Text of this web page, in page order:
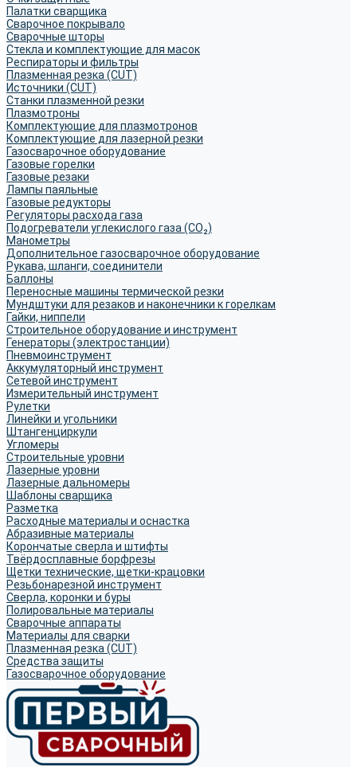
Палатки сварщика
Сварочное покрывало
Сварочные шторы
Стекла и комплектующие для масок
Респираторы и фильтры
Плазменная резка (CUT)
Источники (CUT)
Станки плазменной резки
Плазмотроны
Комплектующие для плазмотронов
Комплектующие для лазерной резки
Газосварочное оборудование
Газовые горелки
Газовые резаки
Лампы паяльные
Газовые редукторы
Регуляторы расхода газа
Подогреватели углекислого газа (CO₂)
Манометры
Дополнительное газосварочное оборудование
Рукава, шланги, соединители
Баллоны
Переносные машины термической резки
Мундштуки для резаков и наконечники к горелкам
Гайки, ниппели
Строительное оборудование и инструмент
Генераторы (электростанции)
Пневмоинструмент
Аккумуляторный инструмент
Сетевой инструмент
Измерительный инструмент
Рулетки
Линейки и угольники
Штангенциркули
Угломеры
Строительные уровни
Лазерные уровни
Лазерные дальномеры
Шаблоны сварщика
Разметка
Расходные материалы и оснастка
Абразивные материалы
Корончатые сверла и штифты
Твёрдосплавные борфрезы
Щетки технические, щетки-крацовки
Резьбонарезной инструмент
Сверла, коронки и буры
Полировальные материалы
Сварочные аппараты
Материалы для сварки
Плазменная резка (CUT)
Средства защиты
Газосварочное оборудование